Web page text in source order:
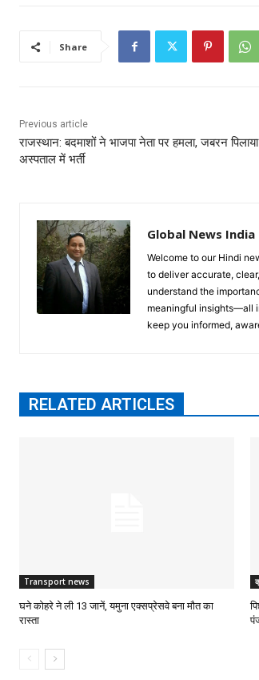
Share
Previous article
राजस्थान: बदमाशों ने भाजपा नेता पर हमला, जबरन पिलाया
अस्पताल में भर्ती
Global News India
Welcome to our Hindi
to deliver accurate,
understand the
meaningful insights—all
keep you informed,
RELATED ARTICLES
Transport news
घने कोहरे ने ली 13 जानें, यमुना एक्सप्रेसवे बना मौत का
रास्ता